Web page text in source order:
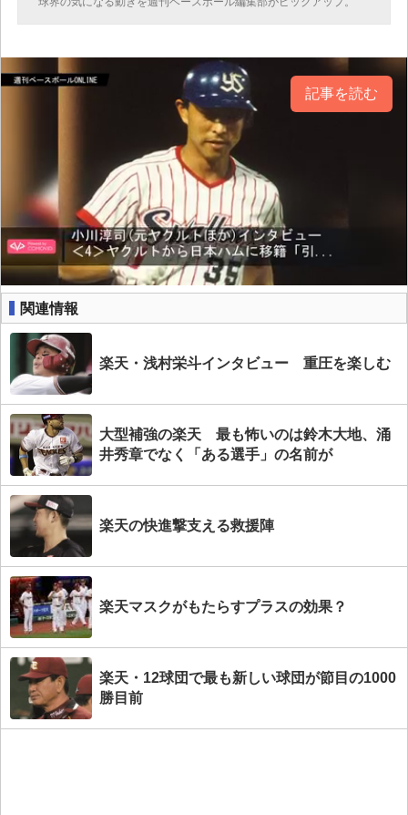
記事を読む
関連情報
楽天・浅村栄斗インタビュー 重圧を楽しむ
大型補強の楽天 最も怖いのは鈴木大地、涌
井秀章でなく「ある選手」の名前が
楽天の快進撃支える救援陣
楽天マスクがもたらすプラスの効果？
楽天・12球団で最も新しい球団が節目の1000
勝目前